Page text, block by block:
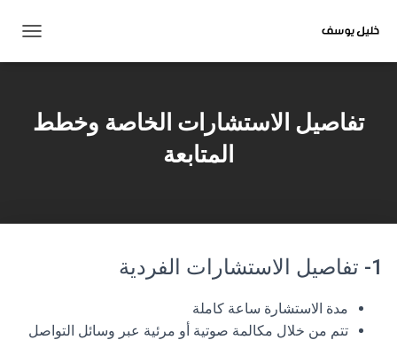
ب
تفاصيل الاستشارات الخاصة وخطط
المتابعة
1- تفاصيل الاستشارات الفردية
مدة الاستشارة ساعة كاملة
تتم من خلال مكالمة صوتية أو مرئية عبر وسائل التواصل